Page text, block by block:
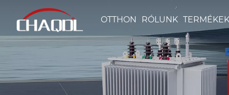
OTTHON RÓLUNK TERMÉKEK